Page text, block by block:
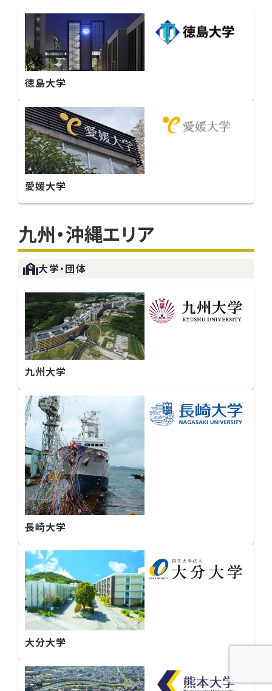
徳島大学
愛媛大学
九州・沖縄エリア
大学・団体
九州大学
長崎大学
大分大学